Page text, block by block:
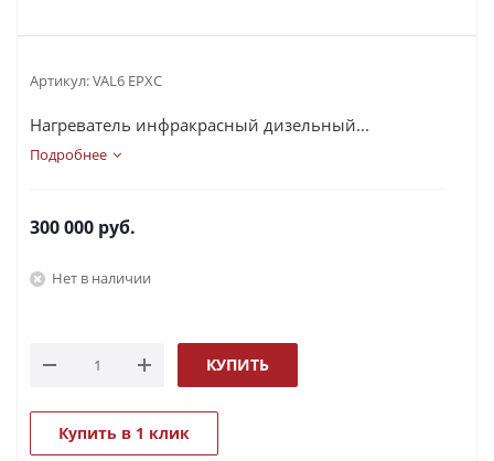
Артикул:VAL6 EPXC
Нагреватель инфракрасный дизельный...
Подробнее
300 000 руб.
Нет в наличии
КУПИТЬ
Купить в 1 клик